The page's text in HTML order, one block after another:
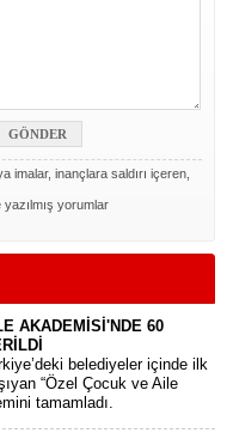
imalar, inançlara saldırı içeren,
yorumlar
AKADEMİSİ'NDE 60
belediyeler içinde ilk
“Özel Çocuk ve Aile
tamamladı.